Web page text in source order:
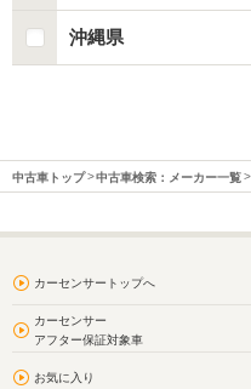
沖縄県
中古車トップ 中古車検索：メーカー一覧
カーセンサートップへ
カーセンサー
アフター保証対象車
お気に入り